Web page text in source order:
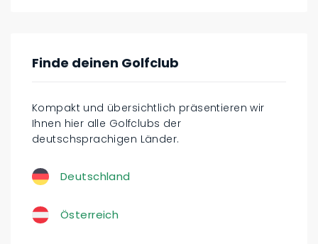
Finde deinen Golfclub
Kompakt und übersichtlich präsentieren wir
Ihnen hier alle Golfclubs der
deutschsprachigen Länder.
Deutschland
Österreich